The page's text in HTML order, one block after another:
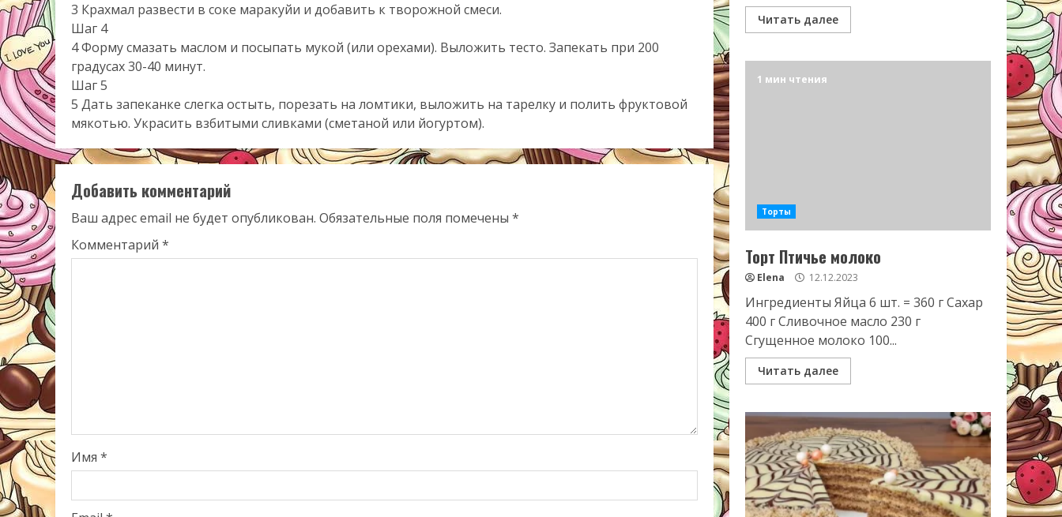
3 Крахмал развести в соке маракуйи и добавить к творожной смеси.
Шаг 4
4 Форму смазать маслом и посыпать мукой (или орехами). Выложить тесто. Запекать при 200
градусах 30-40 минут.
Шаг 5
5 Дать запеканке слегка остыть, порезать на ломтики, выложить на тарелку и полить фруктовой
мякотью. Украсить взбитыми сливками (сметаной или йогуртом).
Добавить комментарий
Ваш адрес email не будет опубликован. Обязательные поля помечены *
Комментарий *
Имя *
Читать далее
1 мин чтения
Торты
Торт Птичье молоко
Elena 12.12.2023
Ингредиенты Яйца 6 шт. = 360 г Сахар
400 г Сливочное масло 230 г
Сгущенное молоко 100...
Читать далее